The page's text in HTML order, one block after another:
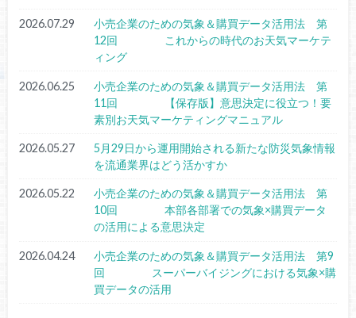
2026.07.29
小売企業のための気象＆購買データ活用法 第
12回 これからの時代のお天気マーケテ
ィング
2026.06.25
小売企業のための気象＆購買データ活用法 第
11回 【保存版】意思決定に役立つ！要
素別お天気マーケティングマニュアル
2026.05.27
5月29日から運用開始される新たな防災気象情報
を流通業界はどう活かすか
2026.05.22
小売企業のための気象＆購買データ活用法 第
10回 本部各部署での気象×購買データ
の活用による意思決定
2026.04.24
小売企業のための気象＆購買データ活用法 第9
回 スーパーバイジングにおける気象×購
買データの活用